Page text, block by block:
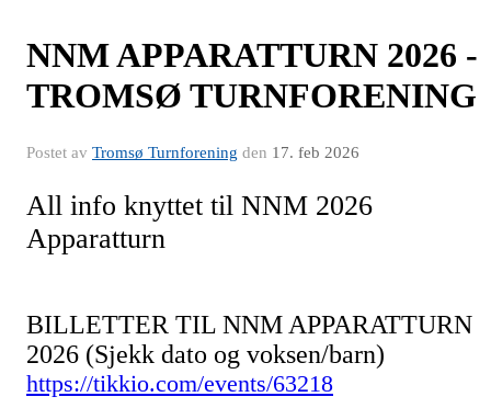
NNM APPARATTURN 2026 -
TROMSØ TURNFORENING
Postet av Tromsø Turnforening den 17. feb 2026
All info knyttet til NNM 2026
Apparatturn
BILLETTER TIL NNM APPARATTURN
2026 (Sjekk dato og voksen/barn)
https://tikkio.com/events/63218